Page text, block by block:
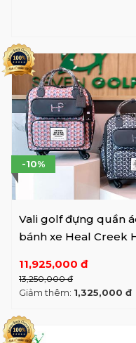
Vali golf đựng quần
bánh xe Heal Creek
11,925,000 đ
13,250,000 đ
-10%
Giảm thêm: 1,325,000 đ